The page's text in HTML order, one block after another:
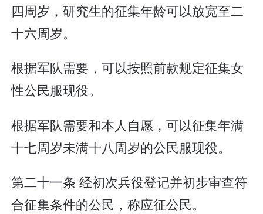
四周岁，研究生的征集年龄可以放宽至二
十六周岁。
根据军队需要，可以按照前款规定征集女
性公民服现役。
根据军队需要和本人自愿，可以征集年满
十七周岁未满十八周岁的公民服现役。
第二十一条 经初次兵役登记并初步审查符
合征集条件的公民，称应征公民。